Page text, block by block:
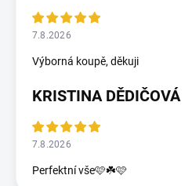
7.8.2026
Výborná koupě, děkuji
KRISTINA DĚDIČOVÁ
7.8.2026
Perfektní vše🩷☘️🩷